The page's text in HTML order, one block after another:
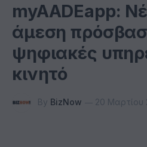
myAADEapp:
άμεση
ψηφιακές
κινητό
By BizNow 20 Μαρτίου